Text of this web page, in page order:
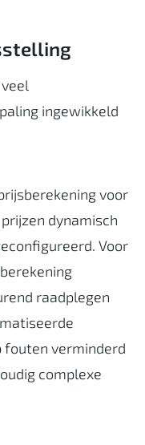
ingewikkeld
voor
dynamisch
Voor
raadplegen
verminderd
complexe